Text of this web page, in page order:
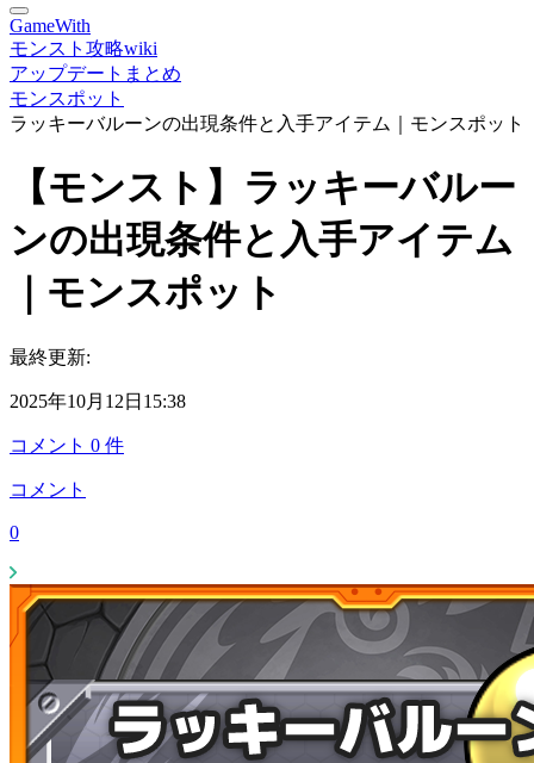
GameWith
モンスト攻略wiki
アップデートまとめ
モンスポット
ラッキーバルーンの出現条件と入手アイテム｜モンスポット
【モンスト】ラッキーバルー
ンの出現条件と入手アイテム
｜モンスポット
最終更新:
2025年10月12日15:38
コメント 0 件
コメント
0